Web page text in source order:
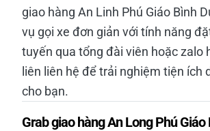
giao hàng An Linh Phú Giáo Bình
vụ gọi xe đơn giản với tính năng
tuyến qua tổng đài viên hoặc zalo
liên liên hệ để trải nghiệm tiện ích
cho bạn.
Grab giao hàng An Long Phú